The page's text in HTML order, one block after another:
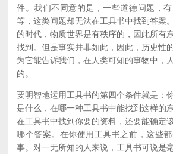
件。我们不同意的是，一些道德问题，
等，这类间题却无法在工具书中找到答案
的时代，物质世界是有秩序的，因此所有
找到。但是事实并非如此，因此，历史性
为它能告诉我们，在人类可知的事物中，
的。
要明智地运用工具书的第四个条件就是：
是什么，在哪一种工具书中能找到这样的
在工具书中找到你要的资料，还要能确定
哪个答案。在你使用工具书之前，这些
事。对一无所知的人来说，工具书可说是